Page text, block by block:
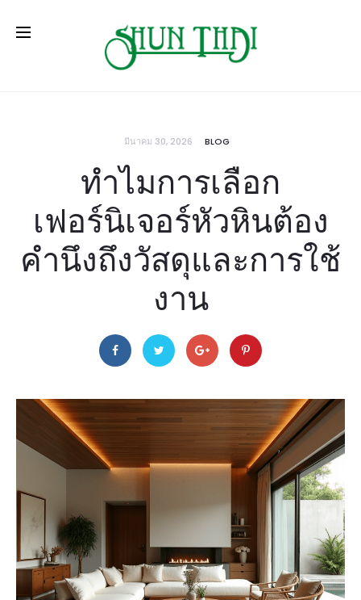
มีนาคม 30, 2026 BLOG
ทำไมการเลือก
เฟอร์นิเจอร์หัวหินต้อง
คำนึงถึงวัสดุและการใช้
งาน